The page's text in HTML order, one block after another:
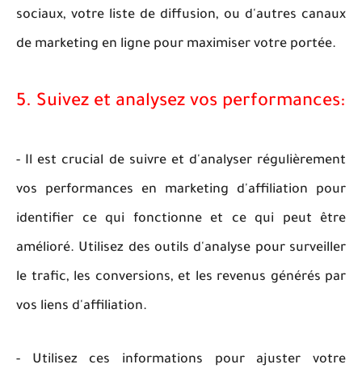
sociaux, votre liste de diffusion, ou d'autres canaux
de marketing en ligne pour maximiser votre portée.
5. Suivez et analysez vos performances:
- Il est crucial de suivre et d'analyser régulièrement
vos performances en marketing d'affiliation pour
identifier ce qui fonctionne et ce qui peut être
amélioré. Utilisez des outils d'analyse pour surveiller
le trafic, les conversions, et les revenus générés par
vos liens d'affiliation.
- Utilisez ces informations pour ajuster votre